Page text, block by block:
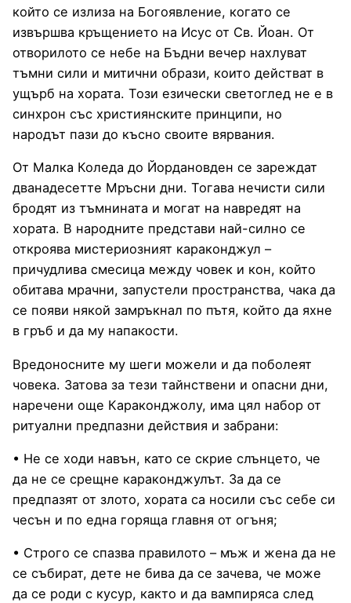
който се излиза на Богоявление, когато се
извършва кръщението на Исус от Св. Йоан. От
отворилото се небе на Бъдни вечер нахлуват
тъмни сили и митични образи, които действат в
ущърб на хората. Този езически светоглед не е в
синхрон със християнските принципи, но
народът пази до късно своите вярвания.
От Малка Коледа до Йордановден се зареждат
дванадесетте Мръсни дни. Тогава нечисти сили
бродят из тъмнината и могат на навредят на
хората. В народните представи най-силно се
откроява мистериозният караконджул –
причудлива смесица между човек и кон, който
обитава мрачни, запустели пространства, чака да
се появи някой замръкнал по пътя, който да яхне
в гръб и да му напакости.
Вредоносните му шеги можели и да поболеят
човека. Затова за тези тайнствени и опасни дни,
наречени още Караконджолу, има цял набор от
ритуални предпазни действия и забрани:
• Не се ходи навън, като се скрие слънцето, че
да не се срещне караконджулът. За да се
предпазят от злото, хората са носили със себе си
чесън и по една горяща главня от огъня;
• Строго се спазва правилото – мъж и жена да не
се събират, дете не бива да се зачева, че може
да се роди с кусур, както и да вампиряса след